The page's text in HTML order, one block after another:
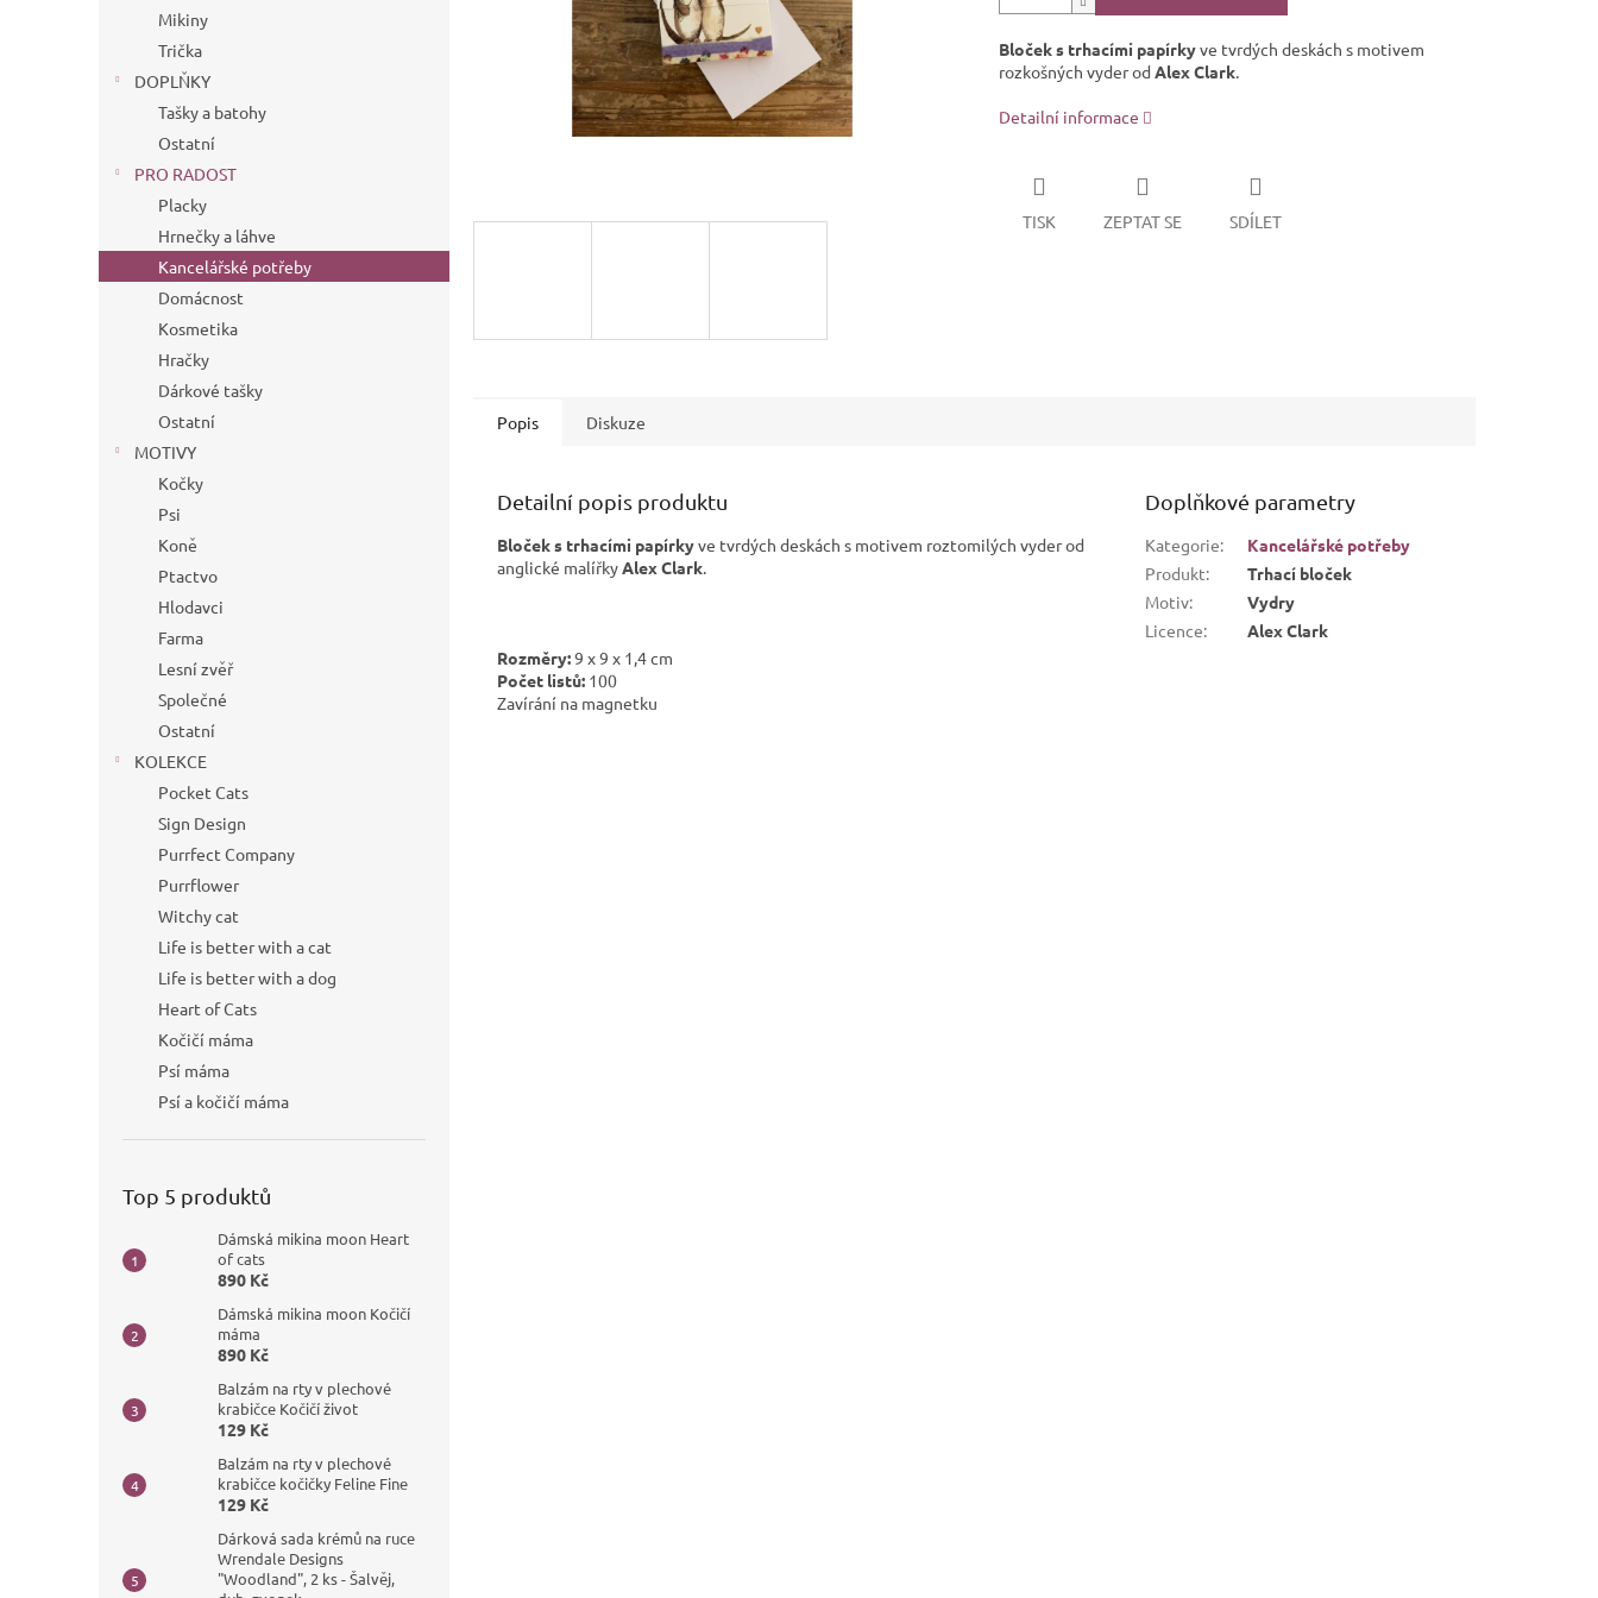
Mikiny
Trička
DOPLŇKY
Tašky a batohy
Ostatní
PRO RADOST
Placky
Hrnečky a láhve
Kancelářské potřeby
Domácnost
Kosmetika
Hračky
Dárkové tašky
Ostatní
MOTIVY
Kočky
Psi
Koně
Ptactvo
Hlodavci
Farma
Lesní zvěř
Společné
Ostatní
KOLEKCE
Pocket Cats
Sign Design
Purrfect Company
Purrflower
Witchy cat
Life is better with a cat
Life is better with a dog
Heart of Cats
Kočičí máma
Psí máma
Psí a kočičí máma
Top 5 produktů
Dámská mikina moon Heart
of cats
890 Kč
Dámská mikina moon Kočičí
máma
890 Kč
Balzám na rty v plechové
krabičce Kočičí život
129 Kč
Balzám na rty v plechové
krabičce kočičky Feline Fine
129 Kč
Dárková sada krémů na ruce
Wrendale Designs
"Woodland", 2 ks - Šalvěj,
Bloček s trhacími papírkyve tvrdých deskách s motivem
rozkošných vyder od Alex Clark.
Detailní informace
TISK ZEPTAT SE SDÍLET
Popis Diskuze
Detailní popis produktu
Bloček s trhacími papírkyve tvrdých deskách s motivem roztomilých vyder od
anglické malířky Alex Clark
Rozměry:9 x 9 x 1,4 cm
Počet listů: 100
Zavírání na magnetku
Doplňkové parametry
Kategorie:
Kancelářské potřeby
Produkt:
Trhací bloček
Motiv:
Vydry
Licence: Alex Clark